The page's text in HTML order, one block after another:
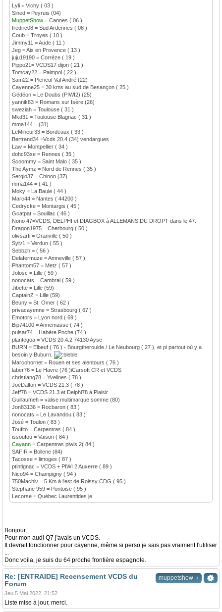
Lyli = Vichy ( 03 )
Sined = Peyruis (04)
MuppetShow = Cannes ( 06 )
fredric08 = Sud Ardennes ( 08 )
Coub = Troyes ( 10 )
Jimmy11 = Aude ( 11 )
Jeg = Aix en Provence ( 13 )
juju19190 = Corrèze ( 19 )
Pippo21= VCDS17 dijon ( 21 )
Tomcay22 = Paimpol ( 22 )
Sam22 = Pleneuf Val André (22)
Cayenne25 = 30 kms au sud de Besançon ( 25 )
Gédéon = Le Doubs (PIWI2) (25)
yannik83 = Romans sur Isère (26)
sweziah = Toulouse ( 31 )
Mkd31 = Toulouse Blagnac ( 31 )
mma144 = (31)
LeMineur33 = Bordeaux ( 33 )
Bertrand34 =Vcds 20.4 (34) vendargues
Law = Montpellier ( 34 )
dohc93xe = Rennes ( 35 )
Scoommy = Saint Malo ( 35 )
The Aymz = Nord de Rennes ( 35 )
Sergio37 = Chinon (37)
mma144 = ( 41 )
Moky = La Baule ( 44 )
Marc44 = Nantes ( 44200 )
Cedrycke = Montargis ( 45 )
Gcatpat = Souillac ( 46 )
Nono 47=VCDS, DELPHI et DIAGBOX à ALLEMANS DU DROPT dans le 47.
Dragon1975 = Cherbourg ( 50 )
olivsarti = Granville ( 50 )
Sylv1 = Verdun ( 55 )
Sebbzh = ( 56 )
Delafermuze = Amneville ( 57 )
Phantom57 = Metz ( 57 )
Jolosc = Lille ( 59 )
nonocats = Cambrai ( 59 )
Jibette = Lille (59)
CaptainZ = Lille (59)
Beuny = St. Omer ( 62 )
privacayenne = Strasbourg ( 67 )
Emotors = Lyon nord ( 69 )
Bip74100 = Annemasse ( 74 )
pulsar74 = Habère Poche (74 )
plantegoa = VCDS 20.4.2 74130 Ayse
BURN = Elbeuf ( 76 ) - Bourgtheroulde / Le Neubourg ( 27 ), et pi partout où y a
besoin y Buburn.
Marcohornet = Rouen et ses alentours ( 76 )
laber76 = Le Havre (76 )iCarsoft CR et VCDS
christiang78 = Yvelines ( 78 )
JoeDalton = VCDS 21.3 ( 78 )
Jeff78 = VCDS 21.3 et Delphi78 à Plaisir.
Guillaumeh = valise multimarque somme (80)
Jon83136 = Rocbaron ( 83 )
nonocats = Le Lavandou ( 83 )
José = Toulon ( 83 )
Toufito = Carpentras ( 84 )
issoufou = Vaison ( 84 )
Cayann = Carpentras piwis 2( 84 )
SAFIR = Bollene (84)
Tacosse = limoges ( 87 )
ptintignac = VCDS + PIWI 2 Auxerre ( 89 )
Nico94 = Champigny ( 94 )
750Machiv = 5 Km à l'est de Roissy CDG ( 95 )
Stephane 959 = Pontoise ( 95 )
Lecorse = Québec Laurentides je
Bonjour,
Pour mon audi Q7 j'avais un VCDS.
Il devrait fonctionner pour cayenne, même si perso je sais pas vraiment l'utiliser
...
Donc voila, je suis du 64 proche frontière espagnole.
muppetshow ↓
Re: [ENTRAIDE] Recensement VCDS du
Forum
Jeu 5 Mai 2022, 21:52
Liste mise à jour, merci.